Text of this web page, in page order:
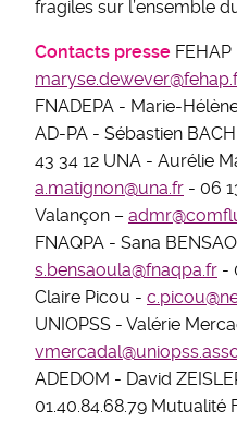
fragiles sur l’ensemble
Contacts presse
FNADEPA - Marie-
AD-PA - Sébastien
43 34 12 UNA - Aurélie
a.matignon@una.fr - 06
Valançon –
FNAQPA - Sana
s.bensaoula@fnaqpa.fr -
Claire Picou -
UNIOPSS - Valérie
ADEDOM - David
01.40.84.68.79 Mutualité